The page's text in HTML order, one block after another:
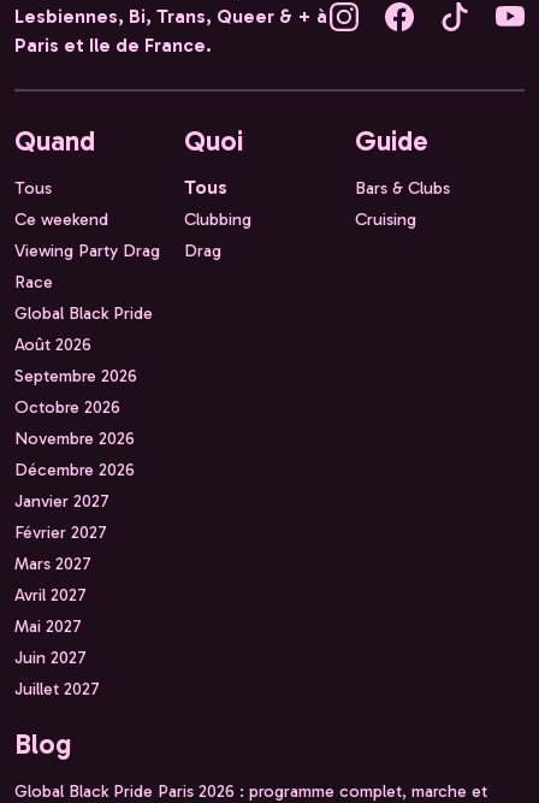
Lesbiennes, Bi, Trans, Queer & + à
Paris et Ile de France.
Quand
Tous
Ce weekend
Viewing Party Drag
Race
Global Black Pride
Août 2026
Septembre 2026
Octobre 2026
Novembre 2026
Décembre 2026
Janvier 2027
Février 2027
Mars 2027
Avril 2027
Mai 2027
Juin 2027
Juillet 2027
Quoi
Tous
Clubbing
Drag
Guide
Bars & Clubs
Cruising
Blog
Global Black Pride Paris 2026 : programme complet, marche et